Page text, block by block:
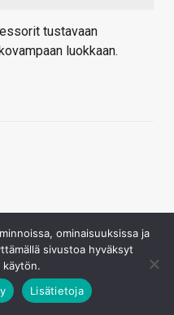
tustavaan
luokkaan.
tustavaan
ominaisuuksissa ja
sivustoa hyväksyt
käytön.
Lisätietoja